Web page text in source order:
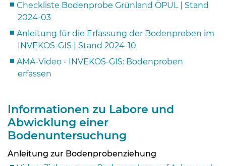
Checkliste Bodenprobe Grünland ÖPUL | Stand
2024-03
Anleitung für die Erfassung der Bodenproben im
INVEKOS-GIS | Stand 2024-10
AMA-Video - INVEKOS-GIS: Bodenproben
erfassen
Informationen zu Labore und
Abwicklung einer
Bodenuntersuchung
Anleitung zur Bodenprobenziehung